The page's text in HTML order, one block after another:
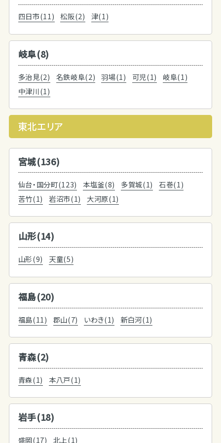
四日市(11) 松阪(2) 津(1)
岐阜(8)
多治見(2) 名鉄岐阜(2) 羽場(1) 可児(1)
岐阜(1)
中津川(1)
東北エリア
宮城(136)
仙台・国分町(123) 本塩釜(8) 多賀城(1)
石巻(1)
苦竹(1)
岩沼市(1) 大河原(1)
山形(14)
山形(9) 天童(5)
福島(20)
福島(11) 郡山(7) いわき(1) 新白河(1)
青森(2)
青森(1) 本八戸(1)
岩手(18)
盛岡(17) 北上(1)